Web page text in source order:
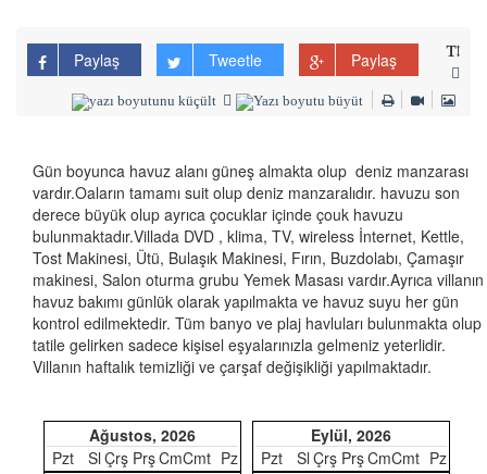
Paylaş Tweetle Paylaş
Gün boyunca havuz alanı güneş almakta olup deniz manzarası
vardır.Oaların tamamı suit olup deniz manzaralıdır. havuzu son
derece büyük olup ayrıca çocuklar içinde çouk havuzu
bulunmaktadır.Villada DVD , klima, TV, wireless İnternet, Kettle,
Tost Makinesi, Ütü, Bulaşık Makinesi, Fırın, Buzdolabı, Çamaşır
makinesi, Salon oturma grubu Yemek Masası vardır.Ayrıca villanın
havuz bakımı günlük olarak yapılmakta ve havuz suyu her gün
kontrol edilmektedir. Tüm banyo ve plaj havluları bulunmakta olup
tatile gelirken sadece kişisel eşyalarınızla gelmeniz yeterlidir.
Villanın haftalık temizliği ve çarşaf değişikliği yapılmaktadır.
Ağustos, 2026
Pzt
Sl Çrş PrşCmCmt Pz
Eylül, 2026
Pzt
Sl Çrş PrşCmCmt Pz